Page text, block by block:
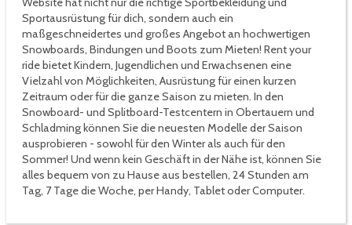
Sportausrüstung für dich, sondern auch ein
maßgeschneidertes und großes Angebot an hochwertigen
Snowboards, Bindungen und Boots zum Mieten! Rent your
ride bietet Kindern, Jugendlichen und Erwachsenen eine
Vielzahl von Möglichkeiten, Ausrüstung für einen kurzen
Zeitraum oder für die ganze Saison zu mieten. In den
Snowboard- und Splitboard-Testcentern in Obertauern und
Schladming können Sie die neuesten Modelle der Saison
ausprobieren - sowohl für den Winter als auch für den
Sommer! Und wenn kein Geschäft in der Nähe ist, können Sie
alles bequem von zu Hause aus bestellen, 24 Stunden am
Tag, 7 Tage die Woche, per Handy, Tablet oder Computer.